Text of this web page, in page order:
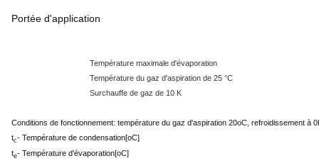
Portée d'application
Température maximale d'évaporation
Température du gaz d'aspiration de 25 °C
Surchauffe de gaz de 10 K
Conditions de fonctionnement: température du gaz d'aspiration 20oC, refroidissement à
tc- Température de condensation[oC]
te- Température d'évaporation[oC]